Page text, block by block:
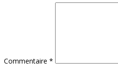
Commentaire *